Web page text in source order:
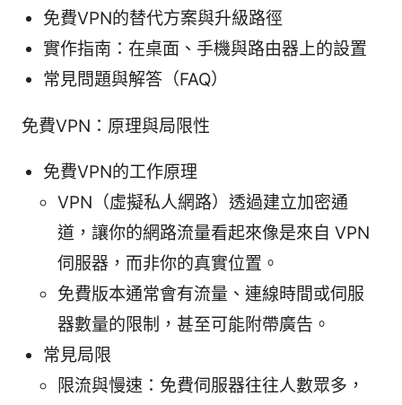
免費VPN的替代方案與升級路徑
實作指南：在桌面、手機與路由器上的設置
常見問題與解答（FAQ）
免費VPN：原理與局限性
免費VPN的工作原理
VPN（虛擬私人網路）透過建立加密通
道，讓你的網路流量看起來像是來自 VPN
伺服器，而非你的真實位置。
免費版本通常會有流量、連線時間或伺服
器數量的限制，甚至可能附帶廣告。
常見局限
限流與慢速：免費伺服器往往人數眾多，